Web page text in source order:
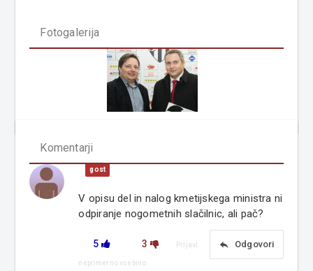
Fotogalerija
Komentarji
gost
V opisu del in nalog kmetijskega ministra ni
odpiranje nogometnih slačilnic, ali pač?
5 3 reply Odgovori
Prijavi
neprimerno vsebino